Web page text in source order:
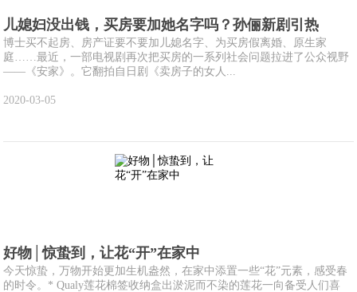
儿媳妇没出钱，买房要加她名字吗？孙俪新剧引热
博士买不起房、房产证要不要加儿媳名字、为买房假离婚、原生家
庭……最近，一部电视剧再次把买房的一系列社会问题拉进了公众视野
——《安家》。它翻拍自日剧《卖房子的女人...
2020-03-05
好物│惊蛰到，让花“开”在家中
今天惊蛰，万物开始更加生机盎然，在家中添置一些“花”元素，感受春
的时令。* Qualy莲花棉签收纳盒出淤泥而不染的莲花一向备受人们喜